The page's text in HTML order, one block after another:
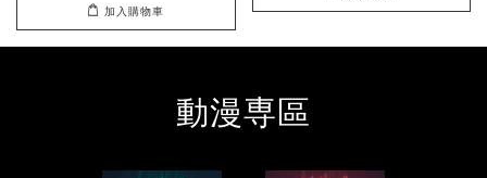
加入購物車
動漫専區